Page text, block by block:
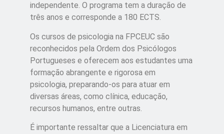
independente. O programa tem a duração de
três anos e corresponde a 180 ECTS.
Os cursos de psicologia na FPCEUC são
reconhecidos pela Ordem dos Psicólogos
Portugueses e oferecem aos estudantes uma
formação abrangente e rigorosa em
psicologia, preparando-os para atuar em
diversas áreas, como clínica, educação,
recursos humanos, entre outras.
É importante ressaltar que a Licenciatura em